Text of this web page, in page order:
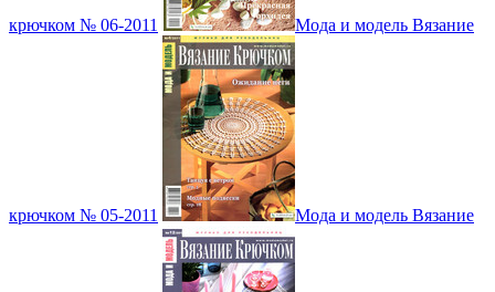
крючком № 06-2011 Мода и модель Вязание
крючком № 05-2011 Мода и модель Вязание